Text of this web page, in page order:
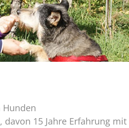
Hunden
15 Jahre Erfahrung